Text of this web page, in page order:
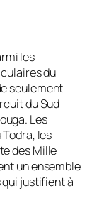
les
du
seulement
du Sud
Les
les
des Mille
un ensemble
justifient à